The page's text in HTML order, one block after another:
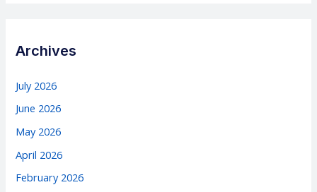
Archives
July 2026
June 2026
May 2026
April 2026
February 2026